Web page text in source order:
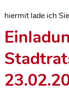
hiermit lade ich